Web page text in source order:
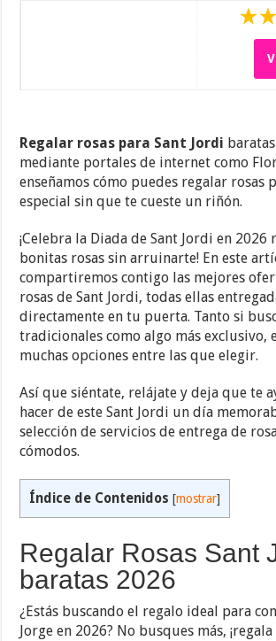
Regalar rosas para Sant Jordi
mediante portales de internet como
enseñamos cómo puedes regalar rosas
especial sin que te cueste un riñón.
¡Celebra la Diada de Sant Jordi en 2026
bonitas rosas sin arruinarte! En este
compartiremos contigo las mejores
rosas de Sant Jordi, todas ellas
directamente en tu puerta. Tanto si
tradicionales como algo más exclusivo,
muchas opciones entre las que elegir.
Así que siéntate, relájate y deja que te
hacer de este Sant Jordi un día
selección de servicios de entrega de
cómodos.
Índice de Contenidos [mostrar]
Regalar Rosas Sant
baratas 2026
¿Estás buscando el regalo ideal para
Jorge en 2026? No busques más,